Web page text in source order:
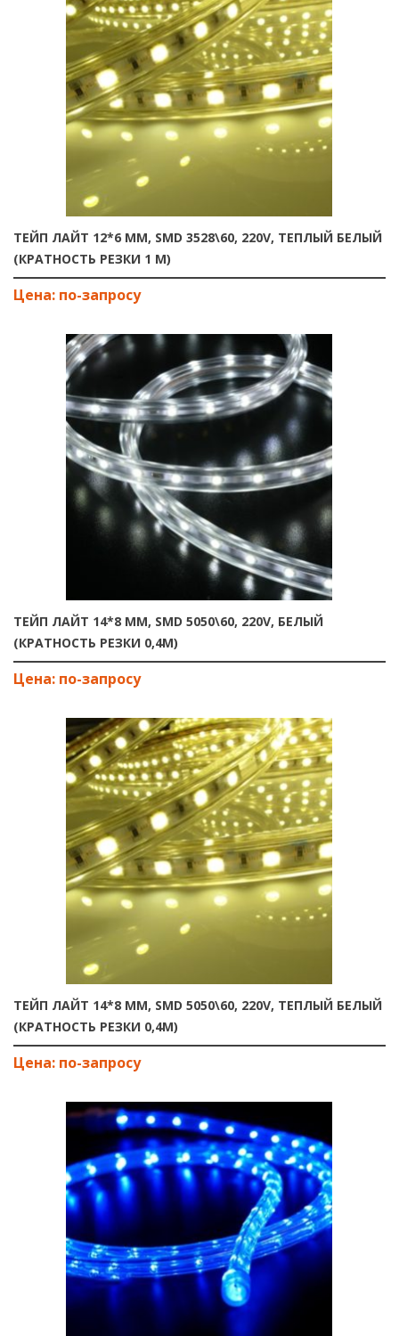
ТЕЙП ЛАЙТ 12*6 ММ, SMD 3528\60, 220V, ТЕПЛЫЙ БЕЛЫЙ
(КРАТНОСТЬ РЕЗКИ 1 М)
ТЕЙП ЛАЙТ 14*8 ММ, SMD 5050\60, 220V, БЕЛЫЙ
(КРАТНОСТЬ РЕЗКИ 0,4М)
ТЕЙП ЛАЙТ 14*8 ММ, SMD 5050\60, 220V, ТЕПЛЫЙ БЕЛЫЙ
(КРАТНОСТЬ РЕЗКИ 0,4М)